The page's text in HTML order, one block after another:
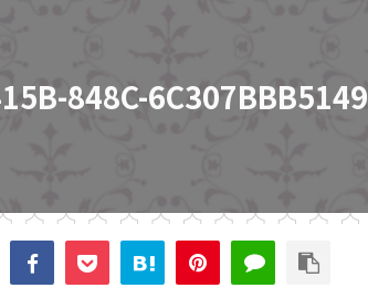
848C-6C307BBB5149